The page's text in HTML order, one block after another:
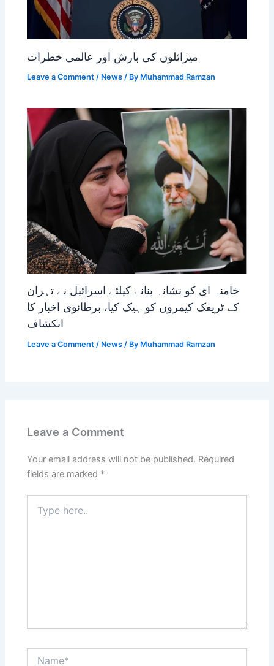
میزائلوں کی بارش اور عالمی خطرات
Leave a Comment / News / By Muhammad Ramzan
خامنہ ای کو نشانہ بنانے کیلئے اسرائیل نے تہران
کے ٹریفک کیمروں کو ہیک کیا، برطانوی اخبار کا
انکشاف
Leave a Comment / News / By Muhammad Ramzan
Leave a Comment
Your email address will not be published. Required
fields are marked *
here..